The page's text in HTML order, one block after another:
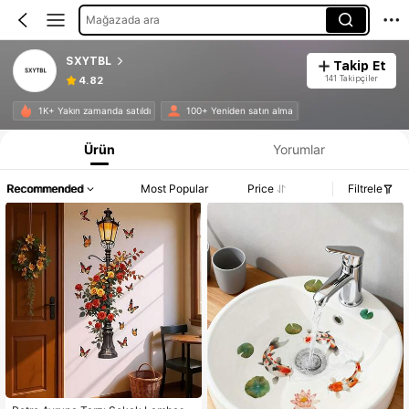
Mağazada ara
SXYTBL
4.82
Takip Et
141 Takipçiler
1K+ Yakın zamanda satıldı 100+ Yeniden satın alma
Ürün Yorumlar
Recommended Most Popular Price Filtrele